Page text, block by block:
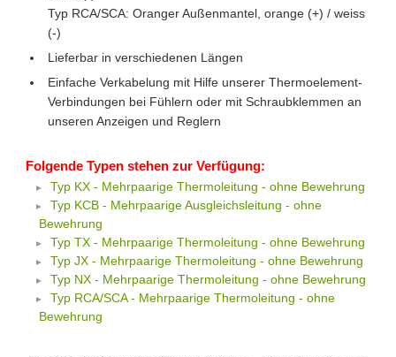
Typ RCA/SCA: Oranger Außenmantel, orange (+) / weiss
(-)
Lieferbar in verschiedenen Längen
Einfache Verkabelung mit Hilfe unserer Thermoelement-
Verbindungen bei Fühlern oder mit Schraubklemmen an
unseren Anzeigen und Reglern
Folgende Typen stehen zur Verfügung:
Typ KX - Mehrpaarige Thermoleitung - ohne Bewehrung
Typ KCB - Mehrpaarige Ausgleichsleitung - ohne
Bewehrung
Typ TX - Mehrpaarige Thermoleitung - ohne Bewehrung
Typ JX - Mehrpaarige Thermoleitung - ohne Bewehrung
Typ NX - Mehrpaarige Thermoleitung - ohne Bewehrung
Typ RCA/SCA - Mehrpaarige Thermoleitung - ohne
Bewehrung